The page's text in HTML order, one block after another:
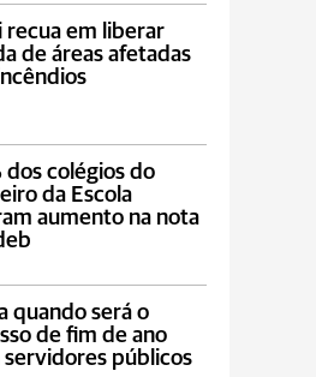
recua em liberar
de áreas afetadas
dos colégios do
da Escola
aumento na nota
quando será o
de fim de ano
servidores públicos